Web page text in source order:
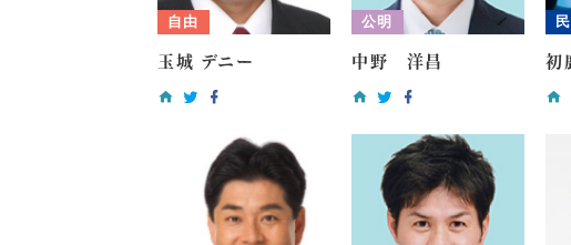
自由
玉城 デニー
公明
中野 洋昌 初